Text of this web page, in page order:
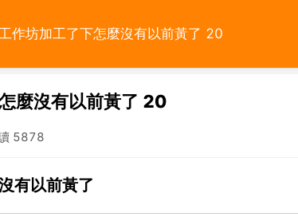
作坊加工了下怎麼沒有以前黃了 20
麼沒有以前黃了 20
5878
有以前黃了